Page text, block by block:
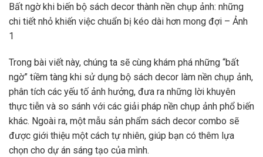
Bất ngờ khi biến bộ sách decor thành nền chụp ảnh: những
chi tiết nhỏ khiến việc chuẩn bị kéo dài hơn mong đợi – Ảnh
1
Trong bài viết này, chúng ta sẽ cùng khám phá những “bất
ngờ” tiềm tàng khi sử dụng bộ sách decor làm nền chụp ảnh,
phân tích các yếu tố ảnh hưởng, đưa ra những lời khuyên
thực tiễn và so sánh với các giải pháp nền chụp ảnh phổ biến
khác. Ngoài ra, một mẫu sản phẩm sách decor combo sẽ
được giới thiệu một cách tự nhiên, giúp bạn có thêm lựa
chọn cho dự án sáng tạo của mình.